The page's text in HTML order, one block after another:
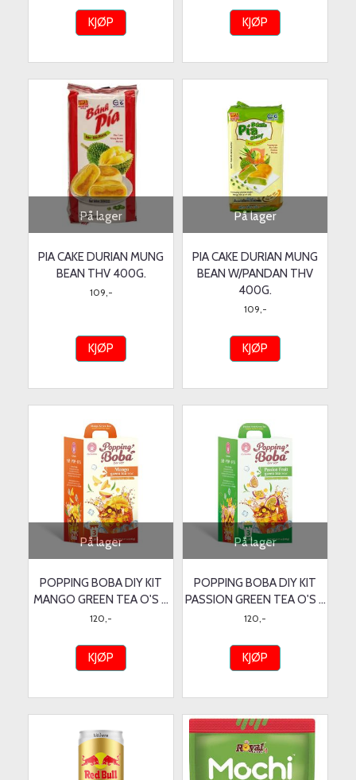
KJØP KJØP
På lager
PIA CAKE DURIAN MUNG
BEAN THV 400G.
109,-
KJØP
På lager
PIA CAKE DURIAN MUNG
BEAN W/PANDAN THV
400G.
109,-
KJØP
På lager
POPPING BOBA DIY KIT
MANGO GREEN TEA O'S ...
120,-
KJØP
På lager
POPPING BOBA DIY KIT
PASSION GREEN TEA O'S ...
120,-
KJØP